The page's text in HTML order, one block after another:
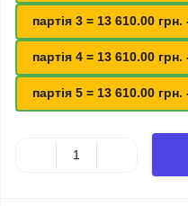
партія 3 = 13 610.00
партія 4 = 13 610.00
партія 5 = 13 610.00